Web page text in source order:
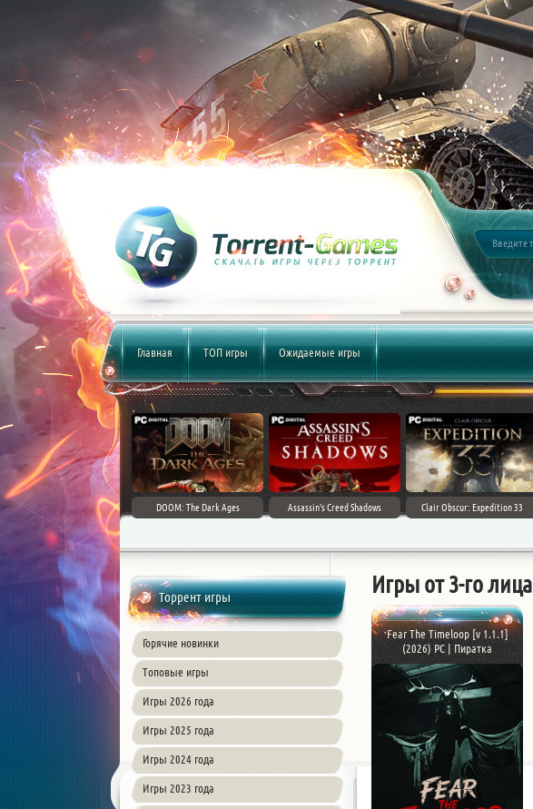
Главная ТОП игры Ожидаемые игры
DOOM: The Dark Ages Assassin's Creed Shadows Clair Obscur: Expedition 33
Торрент игры
Горячие новинки
Топовые игры
Игры 2026 года
Игры 2025 года
Игры 2024 года
Игры 2023 года
Игры от 3-го лица
Fear The Timeloop [v 1.1.1]
(2026) PC | Пиратка